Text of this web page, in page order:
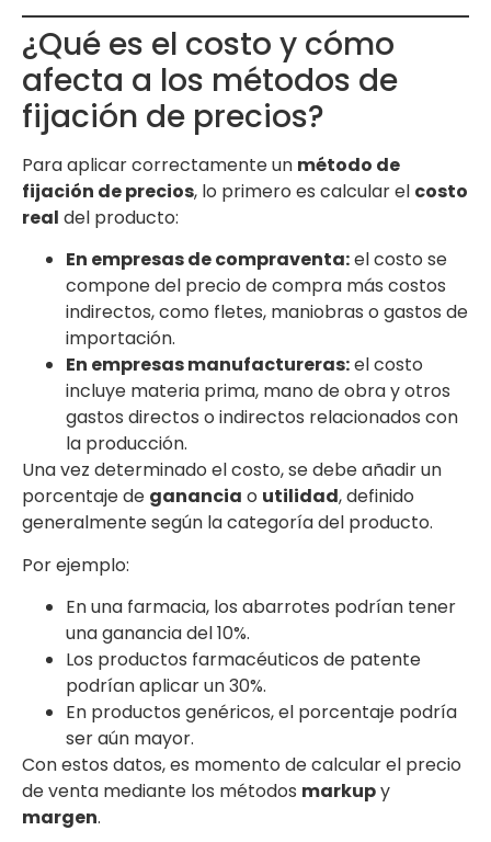
¿Qué es el costo y cómo
afecta a los métodos de
fijación de precios?
Para aplicar correctamente un método de
fijación de precios, lo primero es calcular el costo
real del producto:
En empresas de compraventa:el costo se
compone del precio de compra más costos
indirectos, como fletes, maniobras o gastos de
importación.
En empresas manufactureras:el costo
incluye materia prima, mano de obra y otros
gastos directos o indirectos relacionados con
la producción.
Una vez determinado el costo, se debe añadir un
porcentaje de ganancia o utilidad, definido
generalmente según la categoría del producto.
Por ejemplo:
En una farmacia, los abarrotes podrían tener
una ganancia del 10%.
Los productos farmacéuticos de patente
podrían aplicar un 30%.
En productos genéricos, el porcentaje podría
ser aún mayor.
Con estos datos, es momento de calcular el precio
de venta mediante los métodos markupy
margen.